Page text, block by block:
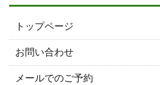
トップページ
お問い合わせ
メールでのご予約